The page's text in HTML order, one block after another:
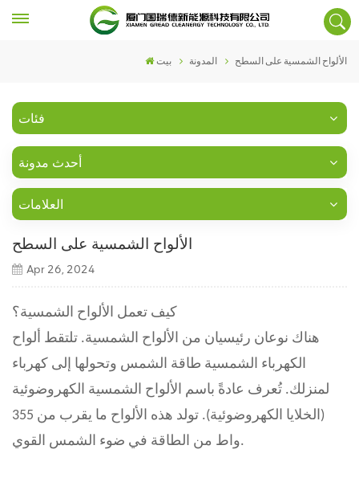
بيت المدونة الألواح الشمسية على السطح
فئات
أحدث مدونة
العلامات
الألواح الشمسية على السطح
Apr 26, 2024
كيف تعمل الألواح الشمسية؟
هناك نوعان رئيسيان من الألواح الشمسية. تلتقط ألواح
الكهرباء الشمسية طاقة الشمس وتحولها إلى كهرباء
لمنزلك. تُعرف عادةً باسم الألواح الشمسية الكهروضوئية
(الخلايا الكهروضوئية). تولد هذه الألواح ما يقرب من 355
واط من الطاقة في ضوء الشمس القوي.